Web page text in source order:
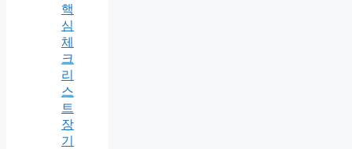
핵
심
체
크
리
스
트
장
기